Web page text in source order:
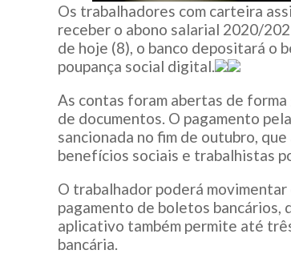
Os trabalhadores com carteira
receber o abono salarial 2020/
de hoje (8), o banco depositará o
poupança social digital.
As contas foram abertas de
de documentos. O pagamento
sancionada no fim de outubro,
benefícios sociais e trabalhistas
O trabalhador poderá
pagamento de boletos bancários,
aplicativo também permite até
bancária.